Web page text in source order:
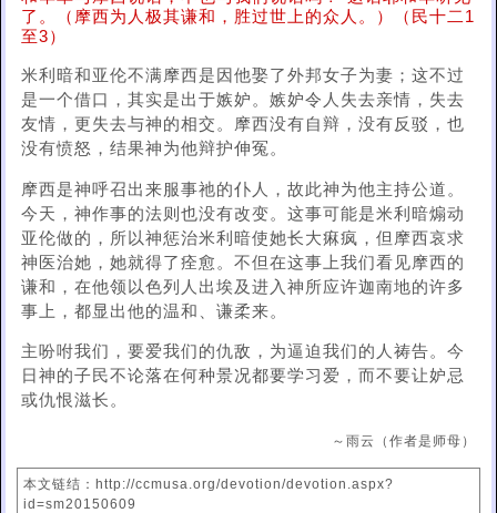
了。（摩西为人极其谦和，胜过世上的众人。）（民十二1
至3）
米利暗和亚伦不满摩西是因他娶了外邦女子为妻；这不过
是一个借口，其实是出于嫉妒。嫉妒令人失去亲情，失去
友情，更失去与神的相交。摩西没有自辩，没有反驳，也
没有愤怒，结果神为他辩护伸冤。
摩西是神呼召出来服事祂的仆人，故此神为他主持公道。
今天，神作事的法则也没有改变。这事可能是米利暗煽动
亚伦做的，所以神惩治米利暗使她长大痳疯，但摩西哀求
神医治她，她就得了痊愈。不但在这事上我们看见摩西的
谦和，在他领以色列人出埃及进入神所应许迦南地的许多
事上，都显出他的温和、谦柔来。
主吩咐我们，要爱我们的仇敌，为逼迫我们的人祷告。今
日神的子民不论落在何种景况都要学习爱，而不要让妒忌
或仇恨滋长。
～雨云（作者是师母）
本文链结：http://ccmusa.org/devotion/devotion.aspx?
id=sm20150609